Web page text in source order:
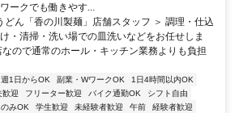
ークでも働きやす...
どん「香の川製麺」店舗スタッフ ＞ 調理・仕込
・清掃・洗い場での皿洗いなどをお任せしま
ので通常のホール・キッチン業務よりも負担
週1日からOK 副業・WワークOK
1日4時間以内OK
歓迎 フリーター歓迎 バイク通勤OK
シフト自由
みOK 学生歓迎 未経験者歓迎 午前
経験者歓迎